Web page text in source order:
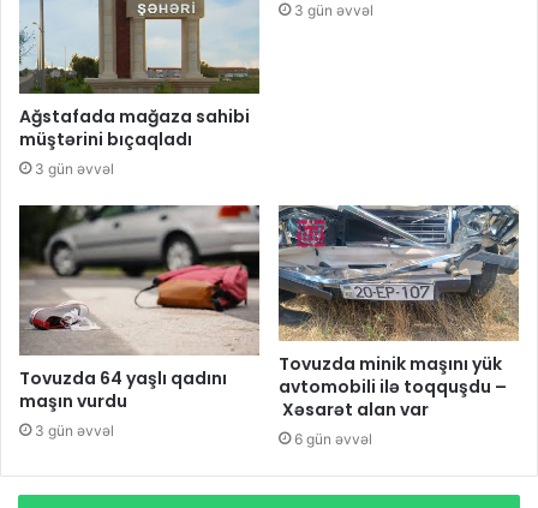
Ağstafada mağaza sahibi
müştərini bıçaqladı
3 gün əvvəl
3 gün əvvəl
Tovuzda 64 yaşlı qadını
maşın vurdu
3 gün əvvəl
Tovuzda minik maşını yük
avtomobili ilə toqquşdu –
Xəsarət alan var
6 gün əvvəl